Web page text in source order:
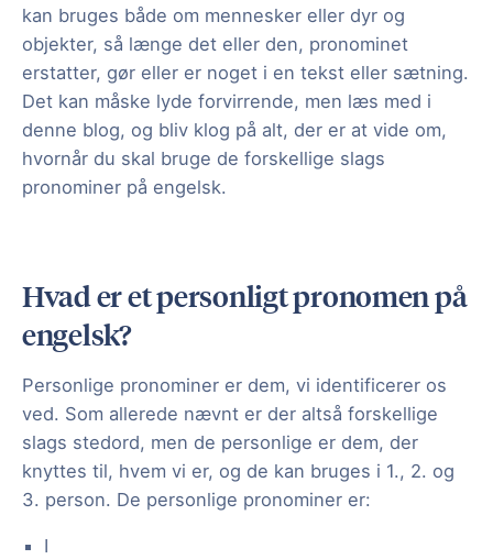
kan bruges både om mennesker eller dyr og
objekter, så længe det eller den, pronominet
erstatter, gør eller er noget i en tekst eller sætning.
Det kan måske lyde forvirrende, men læs med i
denne blog, og bliv klog på alt, der er at vide om,
hvornår du skal bruge de forskellige slags
pronominer på engelsk.
Hvad er et personligt pronomen på
engelsk?
Personlige pronominer er dem, vi identificerer os
ved. Som allerede nævnt er der altså forskellige
slags stedord, men de personlige er dem, der
knyttes til, hvem vi er, og de kan bruges i 1., 2. og
3. person. De personlige pronominer er:
I